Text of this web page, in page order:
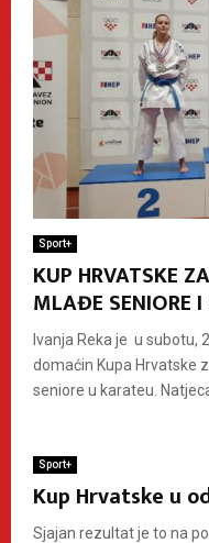
Sport+
KUP HRVATSKE
MLAĐE SENIORE
Ivanja Reka je u subotu,
domaćin Kupa Hrvatske
seniore u karateu.
Sport+
Kup Hrvatske u
Sjajan rezultat je to na